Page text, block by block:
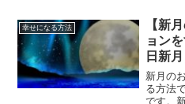
方は、
べき日
幸せになる方法
【新
ョン
日新月
新月の
る方法
です。